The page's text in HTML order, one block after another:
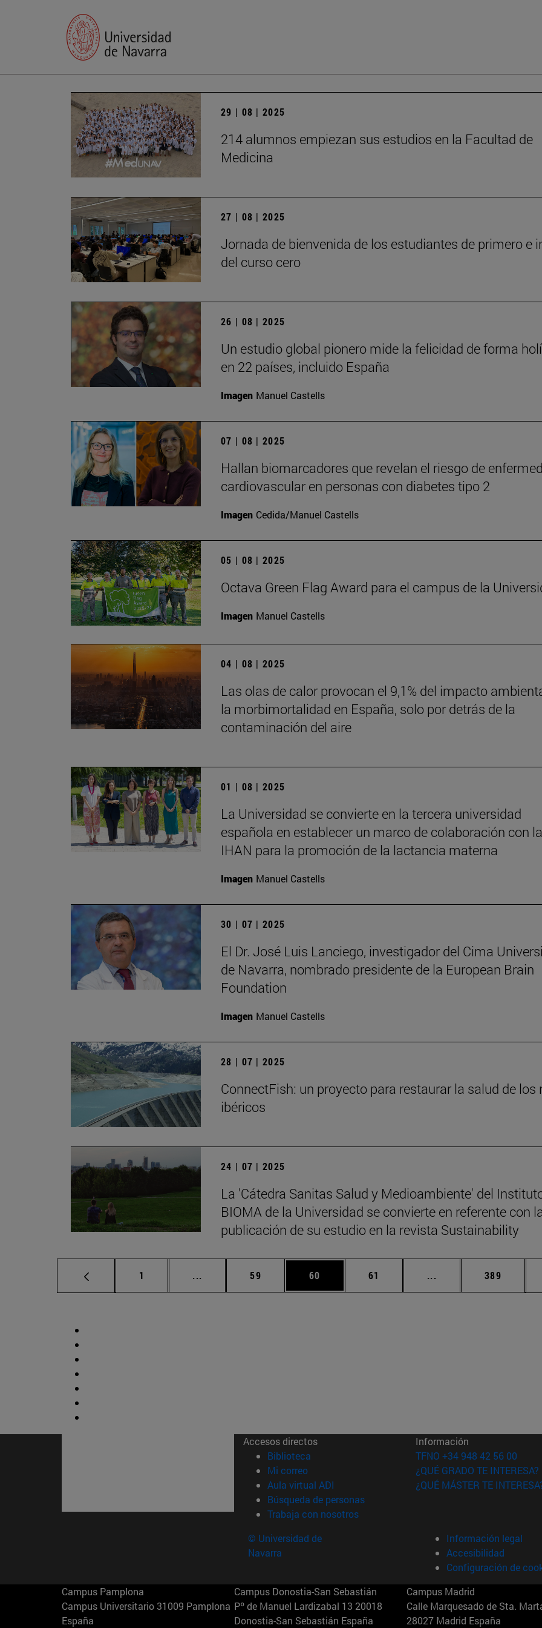
29 | 08 | 2025
214 alumnos empiezan sus estudios en la Facultad de
Medicina
27 | 08 | 2025
Jornada de bienvenida de los estudiantes de primero e
del curso cero
26 | 08 | 2025
Un estudio global pionero mide la felicidad de forma
en 22 países, incluido España
Imagen Manuel Castells
07 | 08 | 2025
Hallan biomarcadores que revelan el riesgo de
cardiovascular en personas con diabetes tipo 2
Imagen Cedida/Manuel Castells
05 | 08 | 2025
Octava Green Flag Award para el campus de la
Imagen Manuel Castells
04 | 08 | 2025
Las olas de calor provocan el 9,1% del impacto
la morbimortalidad en España, solo por detrás de la
contaminación del aire
01 | 08 | 2025
La Universidad se convierte en la tercera universidad
española en establecer un marco de colaboración con la
IHAN para la promoción de la lactancia materna
Imagen Manuel Castells
30 | 07 | 2025
El Dr. José Luis Lanciego, investigador del Cima
de Navarra, nombrado presidente de la European Brain
Foundation
Imagen Manuel Castells
28 | 07 | 2025
ConnectFish: un proyecto para restaurar la salud de los
ibéricos
24 | 07 | 2025
La 'Cátedra Sanitas Salud y Medioambiente' del
BIOMA de la Universidad se convierte en referente con
publicación de su estudio en la revista Sustainability
Página
1 ... Páginas intermedias Use TAB para desplazarse.
Página
59 Página
60 Página
61 ... Páginas intermedias
Página
389
Accesos directos
Biblioteca (abre en nueva ventana)
Mi correo(abre en nueva ventana)
Aula virtual ADI (abre en nueva ventana)
Búsqueda de personas(abre en nueva ventana)
Trabaja con nosotros(abre en nueva ventana)
Información
TFNO +34 948 42 56 00
¿QUÉ GRADO TE INTERESA?
¿QUÉ MÁSTER TE
© Universidad de
Navarra
Información legal
Accesibilidad
Configuración de
Campus Pamplona
Campus Universitario 31009 Pamplona
España
Campus Donostia-San Sebastián
Pº de Manuel Lardizabal 13 20018
Donostia-San Sebastián España
Campus Madrid
Calle Marquesado de Sta.
28027 Madrid España